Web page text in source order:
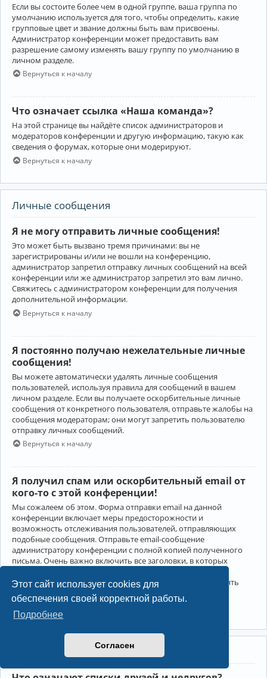
Этот сайт использует cookies для
обеспечения своей корректной работы.
Подробнее
Согласен
Если вы состоите более чем в одной группе, ваша группа по
умолчанию используется для того, чтобы определить, какие
групповые цвет и звание должны быть вам присвоены.
Администратор конференции может предоставить вам
разрешение самому изменять вашу группу по умолчанию в
личном разделе.
Вернуться к началу
Что означает ссылка «Наша команда»?
На этой странице вы найдёте список администраторов и
модераторов конференции и другую информацию, такую как
сведения о форумах, которые они модерируют.
Вернуться к началу
Личные сообщения
Я не могу отправить личные сообщения!
Это может быть вызвано тремя причинами: вы не
зарегистрированы и/или не вошли на конференцию,
администратор запретил отправку личных сообщений на всей
конференции или же администратор запретил это вам лично.
Свяжитесь с администратором конференции для получения
дополнительной информации.
Вернуться к началу
Я постоянно получаю нежелательные личные
сообщения!
Вы можете автоматически удалять личные сообщения
пользователей, используя правила для сообщений в вашем
личном разделе. Если вы получаете оскорбительные личные
сообщения от конкретного пользователя, отправьте жалобы на
сообщения модераторам; они могут запретить пользователю
отправку личных сообщений.
Вернуться к началу
Я получил спам или оскорбительный email от
кого-то с этой конференции!
Мы сожалеем об этом. Форма отправки email на данной
конференции включает меры предосторожности и
возможность отслеживания пользователей, отправляющих
подобные сообщения. Отправьте email-сообщение
администратору конференции с полной копией полученного
письма. Очень важно включить все заголовки, в которых
Администратор конференции сможет в этом случае принять
меры.
Друзья и недруги